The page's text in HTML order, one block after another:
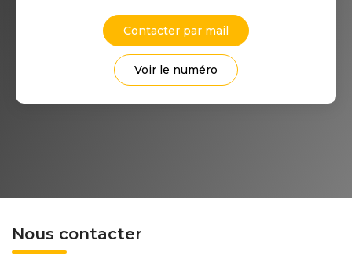
Contacter par mail
Voir le numéro
Nous contacter